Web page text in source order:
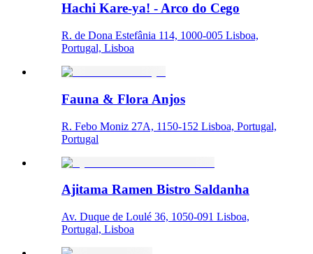
Hachi Kare-ya! - Arco do Cego
R. de Dona Estefânia 114, 1000-005 Lisboa,
Portugal, Lisboa
Fauna & Flora Anjos
R. Febo Moniz 27A, 1150-152 Lisboa, Portugal,
Portugal
Ajitama Ramen Bistro Saldanha
Av. Duque de Loulé 36, 1050-091 Lisboa,
Portugal, Lisboa